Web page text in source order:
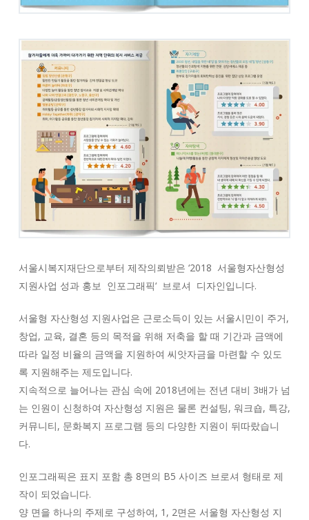
서울시복지재단으로부터 제작의뢰받은 ‘2018 서울형자산형성
지원사업 성과 홍보 인포그래픽‘ 브로셔 디자인입니다.
서울형 자산형성 지원사업은 근로소득이 있는 서울시민이 주거,
창업, 교육, 결혼 등의 목적을 위해 저축을 할 때 기간과 금액에
따라 일정 비율의 금액을 지원하여 씨앗자금을 마련할 수 있도
록 지원해주는 제도입니다.
지속적으로 늘어나는 관심 속에 2018년에는 전년 대비 3배가 넘
는 인원이 신청하여 자산형성 지원은 물론 컨설팅, 워크숍, 특강,
커뮤니티, 문화복지 프로그램 등의 다양한 지원이 뒤따랐습니
다.
인포그래픽은 표지 포함 총 8면의 B5 사이즈 브로셔 형태로 제
작이 되었습니다.
양 면을 하나의 주제로 구성하여, 1, 2면은 서울형 자산형성 지